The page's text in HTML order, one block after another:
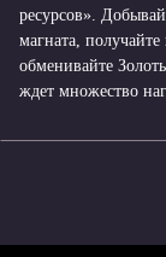
ресурсов».
магната,
обменивайте
ждет множество